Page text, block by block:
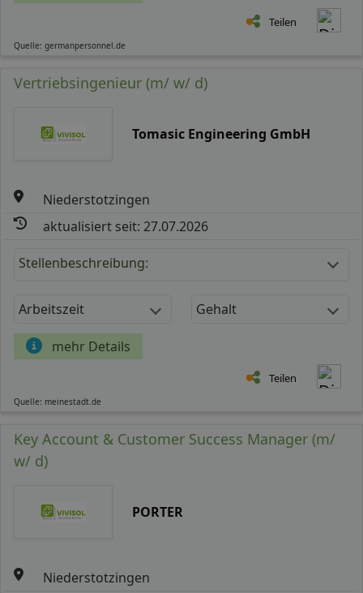
Teilen
Quelle: germanpersonnel.de
Vertriebsingenieur (m/ w/ d)
Tomasic Engineering GmbH
Niederstotzingen
aktualisiert seit: 27.07.2026
Stellenbeschreibung:
Arbeitszeit Gehalt
mehr Details
Teilen
Quelle: meinestadt.de
Key Account & Customer Success Manager (m/
w/ d)
PORTER
Niederstotzingen